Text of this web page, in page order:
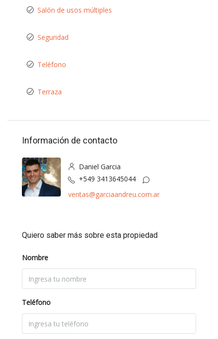
Salón de usos múltiples
Seguridad
Teléfono
Terraza
Información de contacto
Daniel Garcia
+549 3413645044
ventas@garciaandreu.com.ar
Quiero saber más sobre esta propiedad
Nombre
Teléfono